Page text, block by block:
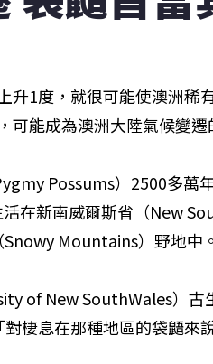
升1度，就很可能使澳洲稀
可能成為澳洲大陸氣候變遷
Possums）2500多萬
在新南威爾斯省（New
Snowy Mountains）野地中。
of New SouthWales）古
對棲息在那種地區的袋鼯